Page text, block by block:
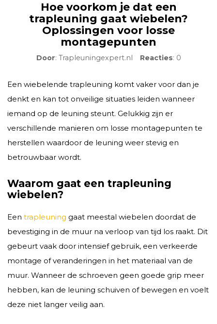
Hoe voorkom je dat een
trapleuning gaat wiebelen?
Oplossingen voor losse
montagepunten
Door: Trapleuningexpert.nl Reacties: 0
Een wiebelende trapleuning komt vaker voor dan je
denkt en kan tot onveilige situaties leiden wanneer
iemand op de leuning steunt. Gelukkig zijn er
verschillende manieren om losse montagepunten te
herstellen waardoor de leuning weer stevig en
betrouwbaar wordt.
Waarom gaat een trapleuning
wiebelen?
Een trapleuning gaat meestal wiebelen doordat de
bevestiging in de muur na verloop van tijd los raakt. Dit
gebeurt vaak door intensief gebruik, een verkeerde
montage of veranderingen in het materiaal van de
muur. Wanneer de schroeven geen goede grip meer
hebben, kan de leuning schuiven of bewegen en voelt
deze niet langer veilig aan.